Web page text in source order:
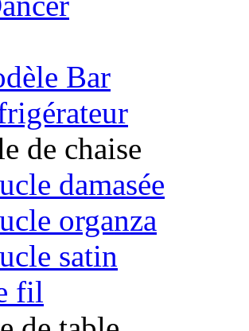
Bar
de chaise
damasée
organza
satin
fil